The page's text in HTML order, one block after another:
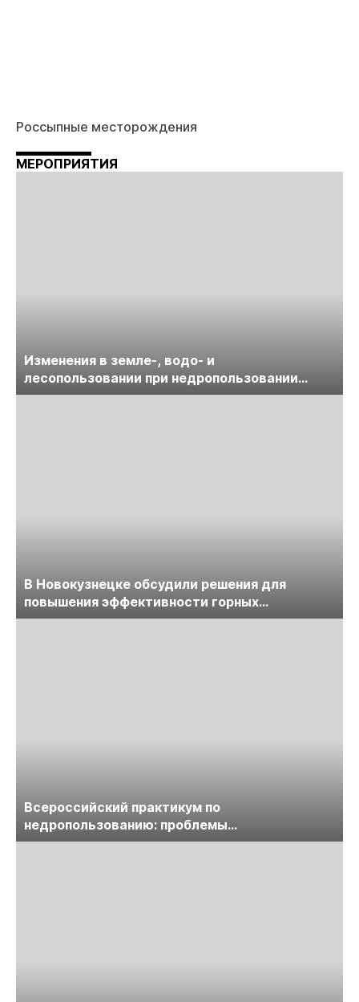
Россыпные месторождения
МЕРОПРИЯТИЯ
Изменения в земле-, водо- и
лесопользовании при недропользовании
обсудят на семинаре «ПравоТЭК»
В Новокузнецке обсудили решения для
повышения эффективности горных
предприятий
Всероссийский практикум по
недропользованию: проблемы
лицензирования, цифровизации, экспертизы